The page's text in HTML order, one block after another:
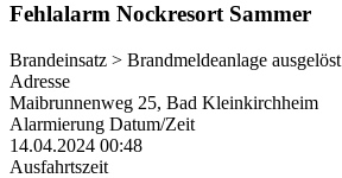
Fehlalarm Nockresort Sammer
Brandeinsatz > Brandmeldeanlage ausgelöst
Adresse
Maibrunnenweg 25, Bad Kleinkirchheim
Alarmierung Datum/Zeit
14.04.2024 00:48
Ausfahrtszeit